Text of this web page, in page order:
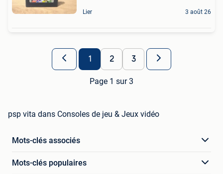
Lier 3 août 26
1 2 3
Page 1 sur 3
psp vita dans Consoles de jeu & Jeux vidéo
Mots-clés associés
Mots-clés populaires